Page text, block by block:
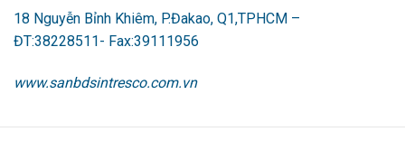
18 Nguyễn Bỉnh Khiêm, P.Đakao, Q1,TPHCM –
ĐT:38228511- Fax:39111956
www.sanbdsintresco.com.vn